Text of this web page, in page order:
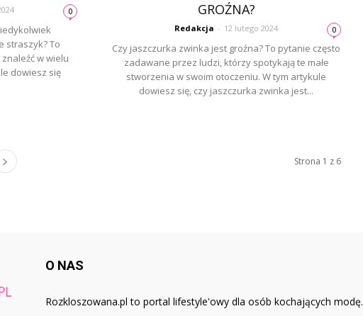
0
straszyk? To
w wielu
dowiesz się
GROŹNA?
Redakcja - 12 lutego 2024 0
Czy jaszczurka zwinka jest groźna? To pytanie często
zadawane przez ludzi, którzy spotykają te małe
stworzenia w swoim otoczeniu. W tym artykule
dowiesz się, czy jaszczurka zwinka jest...
Strona 1 z 6
O NAS
Rozkloszowana.pl to portal lifestyle'owy dla osób kochających modę.